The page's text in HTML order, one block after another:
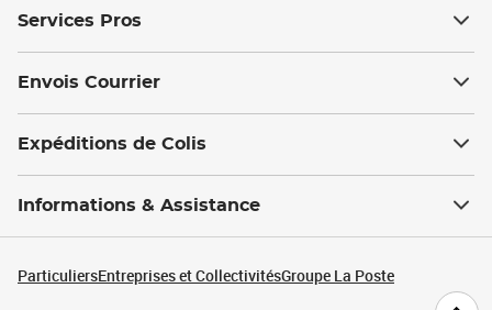
Services Pros
Envois Courrier
Expéditions de Colis
Informations & Assistance
ParticuliersEntreprises et CollectivitésGroupe La Poste